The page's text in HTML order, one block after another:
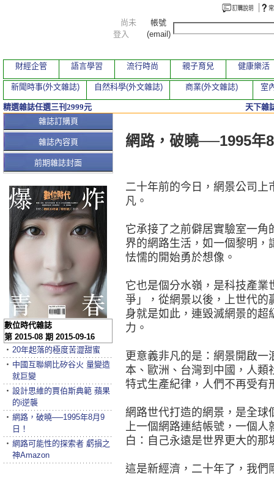
本期文章
網路，破曉──1995年
二十年前的今日，網景公司
凡。
它承接了之前僻居實驗室一
界的網路生活，如一個黎明
怯懦的開始勇於想像。
它也是個分水嶺，是科技產
爭」，從網景以後，上世代的
身就是如此，連毀滅網景的
力。
更意義非凡的是：網景開啟
本、歐洲、台灣到中國，人類
特式生產紀律，人們不再受有
網路世代打造的網景，是全球
上一個網路連結帳號，一個
白：自己永遠是世界更大的
這是新經濟，二十年了，我
雜誌訂購頁
雜誌內容頁
前期雜誌封面
數位時代雜誌
第 2015-08 期 2015-09-16
‧ 20年起落的極度苦澀甜蜜
‧ 中國互聯網比矽谷火 量變造
就巨變
‧ 設計思維的賈伯斯典範 蘋果
的i逆襲
‧ 網路，破曉──1995年8月9
日！
‧ 網路可能性的探索者 虧損之
神Amazon
尚未
登入
帳號
(email)
財經企管 語言學習 流行時尚 親子育兒 健康樂活
新聞時事(外文雜誌) 自然科學(外文雜誌) 商業(外文雜誌) 室
精選雜誌任選三刊2999元 天下雜